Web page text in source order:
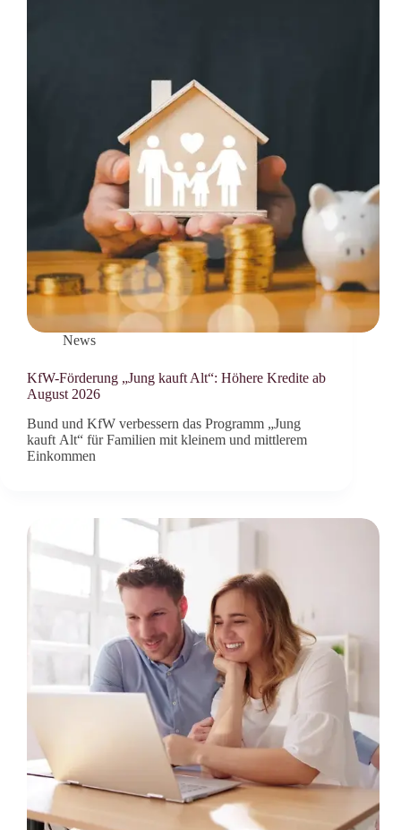
News
KfW-Förderung „Jung kauft Alt“: Höhere Kredite ab
August 2026
Bund und KfW verbessern das Programm „Jung
kauft Alt“ für Familien mit kleinem und mittlerem
Einkommen